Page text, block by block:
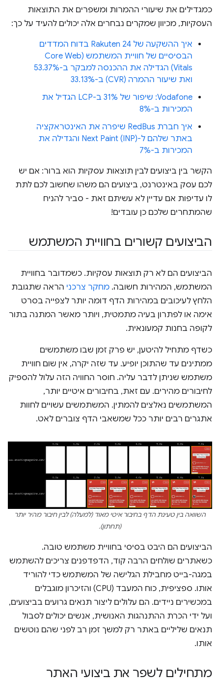
כמגדילים את שיעורי ההמרות ומשפרים את התוצאות
העסקיות, מכיוון שמקרים נבחרים אלה יכולים להעיד על כך:
איך ההשקעה של Rakuten 24 בדוח המדדים
הבסיסיים של חוויית המשתמש (Core Web
Vitals) הגדילה את ההכנסה למבקר ב-53.37%
ואת שיעור ההמרה (CVR) ב-33.13%
Vodafone: שיפור של 31% ב-LCP הגדיל את
המכירות ב-8%
איך חברת RedBus שיפרה את האינטראקציה
באתר שלהם ל-Next Paint (INP) והגדילה את
המכירות ב-7%
הקשר בין ביצועים לבין תוצאות עסקיות הוא ברור: אם יש
לכם עסק באינטרנט, ביצועים הם משהו שחשוב לכם לתת
לו עדיפות אם עדיין לא עשיתם זאת - סביר להניח
שהמתחרים שלכם כן עובדים!
הביצועים קשורים בחוויית המשתמש
הביצועים הם לא רק תוצאות עסקיות. כשמדובר בחוויית
המשתמש, המהירות חשובה. מחקר צרכני הראה שתגובת
הלחץ לעיכובים במהירות הדף דומה יותר לצפייה בסרט
אימה או לפתרון בעיה מתמטית, ויותר מאשר המתנה בתור
לקופה בחנות קמעונאית.
כשדף מתחיל להיטען, יש פרק זמן שבו משתמשים
ממתינים עד שהתוכן יופיע. עד שזה יקרה, אין שום חוויית
משתמש שניתן לדבר עליה. חוסר החוויה הזה עלול להספיק
לחיבורים מהירים. עם זאת, בחיבורים איטיים יותר,
המשתמשים נאלצים להמתין. המשתמשים עשויים לחוות
אתגרים רבים יותר ככל שמשאבי הדף צוברים לאט.
השוואה בין טעינת הדף בחיבור איטי מאוד (למעלה) לבין חיבור מהיר יותר
(תחתון).
הביצועים הם היבט בסיסי בחוויית משתמש טובה.
כשאתרים שולחים הרבה קוד, הדפדפנים צריכים להשתמש
במגה-בייט מחבילת הגלישה של המשתמש כדי להוריד
אותו. ספציפית, כוח המעבד (CPU) והזיכרון מוגבלים
במכשירים ניידים. הם עלולים ליצור תנאים גרועים בביצועים,
ועל ידי הכרת ההתנהגות האנושית, אנשים יכולים לסבול
תנאים שליליים באתר רק למשך זמן רב לפני שהם נוטשים
אותו.
מתחילים לשפר את ביצועי האתר